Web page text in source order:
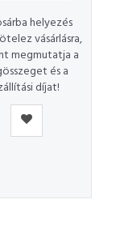
helyezés
vásárlásra,
megmutatja a
és a
díjat!